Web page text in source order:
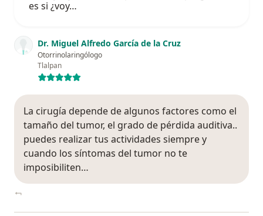
es si ¿voy…
Dr. Miguel Alfredo García de la Cruz
Otorrinolaringólogo
Tlalpan
La cirugía depende de algunos factores como el
tamaño del tumor, el grado de pérdida auditiva..
puedes realizar tus actividades siempre y
cuando los síntomas del tumor no te
imposibiliten…